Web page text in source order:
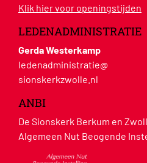
Klik hier voor openingstijden
LEDENADMINISTRATIE
Gerda Westerkamp
ledenadministratie@
sionskerkzwolle.nl
ANBI
De Sionskerk Berkum en
Algemeen Nut Beogende